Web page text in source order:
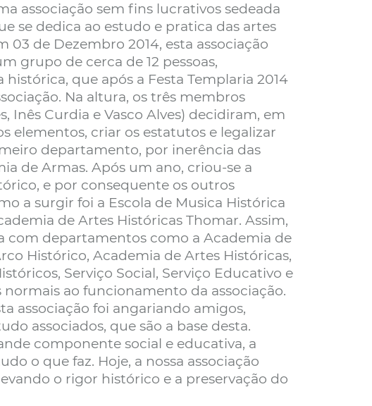
associação sem fins lucrativos sedeada
se dedica ao estudo e pratica das artes
03 de Dezembro 2014, esta associação
grupo de cerca de 12 pessoas,
que após a Festa Templaria 2014
Na altura, os três membros
Inês Curdia e Vasco Alves) decidiram, em
elementos, criar os estatutos e legalizar
departamento, por inerência das
de Armas. Após um ano, criou-se a
e por consequente os outros
a surgir foi a Escola de Musica Histórica
de Artes Históricas Thomar. Assim,
com departamentos como a Academia de
Histórico, Academia de Artes Históricas,
Serviço Social, Serviço Educativo e
ao funcionamento da associação.
associação foi angariando amigos,
associados, que são a base desta.
componente social e educativa, a
o que faz. Hoje, a nossa associação
o rigor histórico e a preservação do